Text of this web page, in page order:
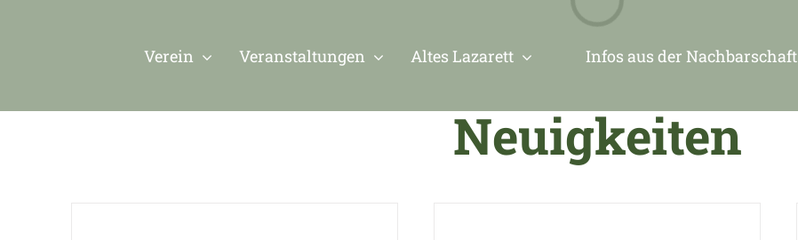
Verein Veranstaltungen Altes Lazarett Infos aus der Nachbarschaft
Neuigkeiten